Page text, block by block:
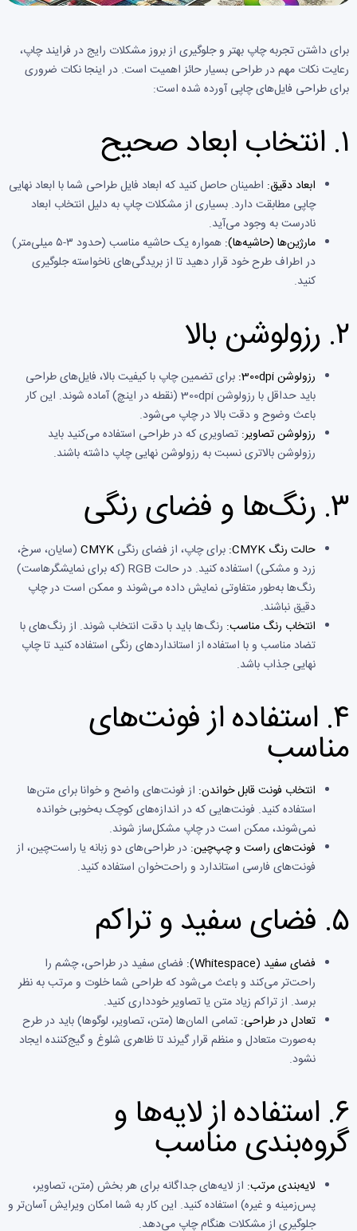
برای داشتن تجربه چاپ بهتر و جلوگیری از بروز مشکلات رایج در فرایند چاپ،
رعایت نکات مهم در طراحی بسیار حائز اهمیت است. در اینجا نکات ضروری
برای طراحی فایل‌های چاپی آورده شده است:
۱. انتخاب ابعاد صحیح
ابعاد دقیق: اطمینان حاصل کنید که ابعاد فایل طراحی شما با ابعاد نهایی
چاپی مطابقت دارد. بسیاری از مشکلات چاپ به دلیل انتخاب ابعاد
نادرست به وجود می‌آید.
مارژین‌ها (حاشیه‌ها):
همواره یک حاشیه مناسب (حدود ۳-۵ میلی‌متر)
در اطراف طرح خود قرار دهید تا از بریدگی‌های ناخواسته جلوگیری
کنید.
۲. رزولوشن بالا
رزولوشن 300dpi:
برای تضمین چاپ با کیفیت بالا، فایل‌های طراحی
باید حداقل با رزولوشن 300dpi (نقطه در اینچ) آماده شوند. این کار
باعث وضوح و دقت بالا در چاپ می‌شود.
رزولوشن تصاویر: تصاویری که در طراحی استفاده می‌کنید باید
رزولوشن بالاتری نسبت به رزولوشن نهایی چاپ داشته باشند.
۳. رنگ‌ها و فضای رنگی
حالت رنگ CMYK: برای چاپ، از فضای رنگی CMYK (سایان، سرخ،
زرد و مشکی) استفاده کنید. در حالت RGB (که برای نمایشگرهاست)
رنگ‌ها به‌طور متفاوتی نمایش داده می‌شوند و ممکن است در چاپ
دقیق نباشند.
انتخاب رنگ مناسب: رنگ‌ها باید با دقت انتخاب شوند. از رنگ‌های با
تضاد مناسب و با استفاده از استانداردهای رنگی استفاده کنید تا چاپ
نهایی جذاب باشد.
۴. استفاده از فونت‌های
مناسب
انتخاب فونت قابل خواندن: از فونت‌های واضح و خوانا برای متن‌ها
استفاده کنید. فونت‌هایی که در اندازه‌های کوچک به‌خوبی خوانده
نمی‌شوند، ممکن است در چاپ مشکل‌ساز شوند.
فونت‌های راست و چپ‌چین: در طراحی‌های دو زبانه یا راست‌چین، از
فونت‌های فارسی استاندارد و راحت‌خوان استفاده کنید.
۵. فضای سفید و تراکم
فضای سفید (Whitespace):
فضای سفید در طراحی، چشم را
راحت‌تر می‌کند و باعث می‌شود که طراحی شما خلوت و مرتب به نظر
برسد. از تراکم زیاد متن یا تصاویر خودداری کنید.
تعادل در طراحی: تمامی المان‌ها (متن، تصاویر، لوگوها) باید در طرح
به‌صورت متعادل و منظم قرار گیرند تا ظاهری شلوغ و گیج‌کننده ایجاد
نشود.
۶. استفاده از لایه‌ها و
گروه‌بندی مناسب
لایه‌بندی مرتب: از لایه‌های جداگانه برای هر بخش (متن، تصاویر،
پس‌زمینه و غیره) استفاده کنید. این کار به شما امکان ویرایش آسان‌تر و
جلوگیری از مشکلات هنگام چاپ می‌دهد.